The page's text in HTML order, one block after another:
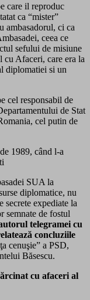
care il reproduc
ca “mister”
ambasadorul, ci ca
ceea ce
sefului de misiune
Afaceri, care era la
diplomatiei si un
cel responsabil de
de Stat
cel putin de
1989, când l-a
SUA la
diplomatice, nu
secrete expediate la
semnate de fostul
telegramei cu
concluziile
cenuşie” a PSD,
Băsescu.
cu afaceri al